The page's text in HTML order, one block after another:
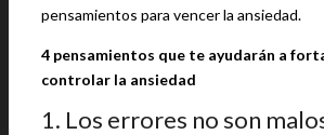
pensamientos para vencer la ansiedad.
4 pensamientos que te ayudarán a
controlar la ansiedad
1. Los errores no son